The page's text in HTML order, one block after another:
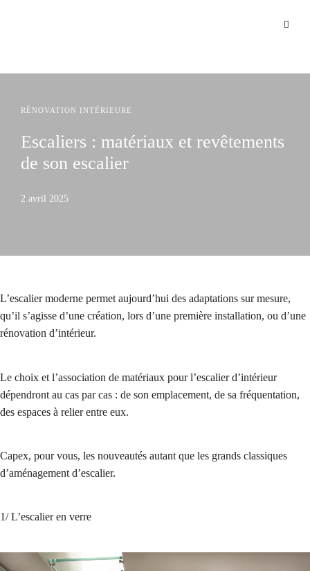
RÉNOVATION INTÉRIEURE
Escaliers : matériaux et revêtements
de son escalier
2 avril 2025
L’escalier moderne permet aujourd’hui des adaptations sur mesure,
qu’il s’agisse d’une création, lors d’une première installation, ou d’une
rénovation d’intérieur.
Le choix et l’association de matériaux pour l’escalier d’intérieur
dépendront au cas par cas : de son emplacement, de sa fréquentation,
des espaces à relier entre eux.
Capex, pour vous, les nouveautés autant que les grands classiques
d’aménagement d’escalier.
1/ L’escalier en verre